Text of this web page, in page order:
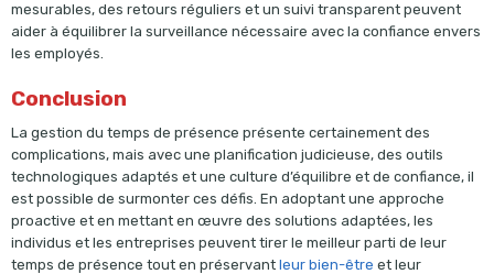
mesurables, des retours réguliers et un suivi transparent peuvent
aider à équilibrer la surveillance nécessaire avec la confiance envers
les employés.
Conclusion
La gestion du temps de présence présente certainement des
complications, mais avec une planification judicieuse, des outils
technologiques adaptés et une culture d’équilibre et de confiance, il
est possible de surmonter ces défis. En adoptant une approche
proactive et en mettant en œuvre des solutions adaptées, les
individus et les entreprises peuvent tirer le meilleur parti de leur
temps de présence tout en préservant leur bien-être et leur